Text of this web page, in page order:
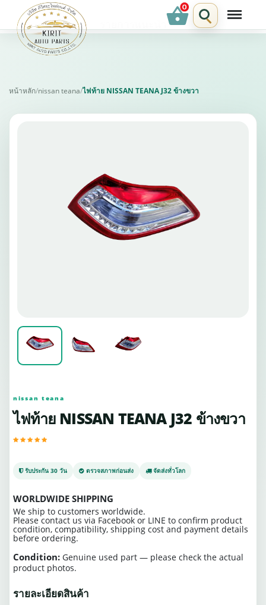
shopping_basket
หน้าหลัก/nissan teana/ไฟท้าย NISSAN TEANA J32 ข้างขวา
nissan teana
ไฟท้าย NISSAN TEANA J32 ข้างขวา
รับประกัน 30 วัน ตรวจสภาพก่อนส่ง จัดส่งทั่วโลก
WORLDWIDE SHIPPING
We ship to customers worldwide.
Please contact us via Facebook or LINE to confirm product
condition, compatibility, shipping cost and payment details
before ordering.
Condition: Genuine used part — please check the actual
product photos.
รายละเอียดสินค้า